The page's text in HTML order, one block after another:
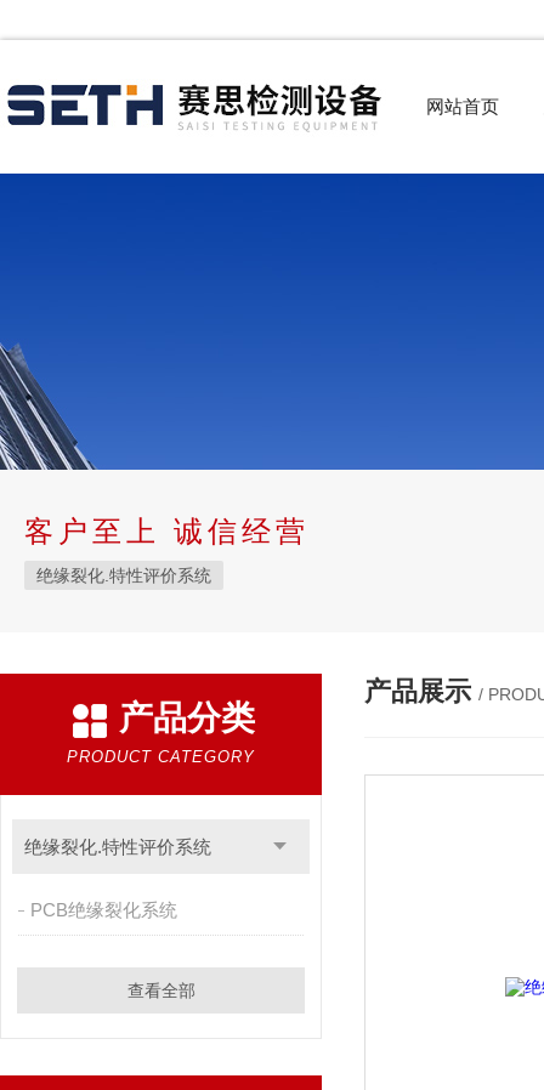
网站首页
客户至上 诚信经营
绝缘裂化.特性评价系统
产品分类
PRODUCT CATEGORY
绝缘裂化.特性评价系统
PCB绝缘裂化系统
查看全部
产品展示 /